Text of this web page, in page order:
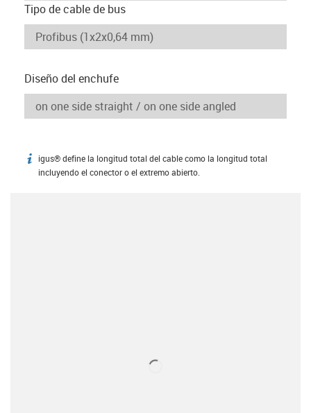
Tipo de cable de bus
Diseño del enchufe
igus-icon-info
igus® define la longitud total del cable como la longitud total
incluyendo el conector o el extremo abierto.